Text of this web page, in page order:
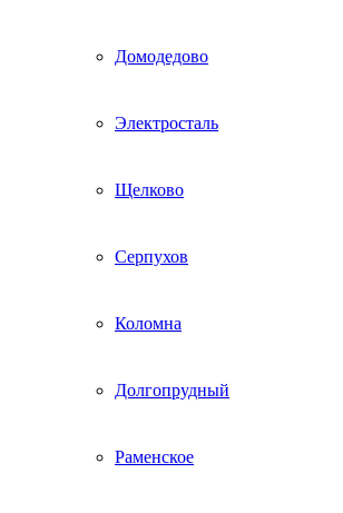
Домодедово
Электросталь
Щелково
Серпухов
Коломна
Долгопрудный
Раменское